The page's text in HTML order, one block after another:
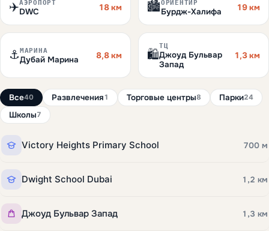
✈️АЭРОПОРТ
DWC 18 км 🏙️ОРИЕНТИР
Бурдж-Халифа 19 км
⚓ МАРИНА
Дубай Марина 8,8 км 🛍️
ТЦ
Джоуд Бульвар
Запад
1,3 км
Все40 Развлечения1 Торговые центры8 Парки24
Школы7
Victory Heights Primary School 700 м
Dwight School Dubai 1,2 км
Джоуд Бульвар Запад 1,3 км